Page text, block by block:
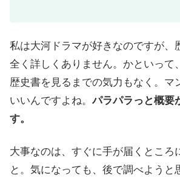
私は大河ドラマが好きなのですが、
全く詳しくありません。かといって
歴史書を見るまでの気力もなく。マ
いいんですよね。パラパラっと概要
す。
大事なのは、すぐに手が届くところ
と。気になっても、後で調べようと